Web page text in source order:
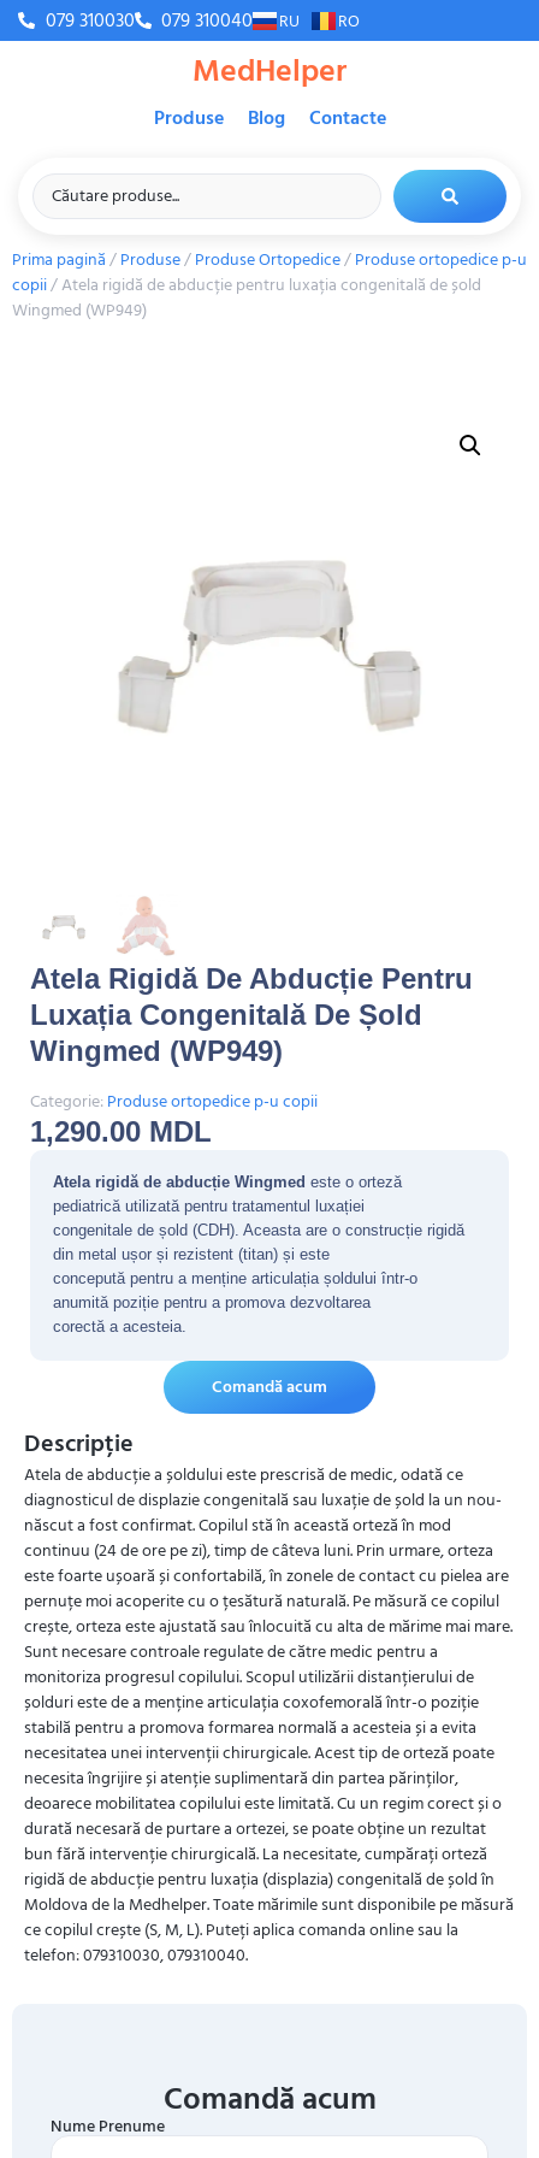
079 310030 079 310040 RU RO
MedHelper
Produse Blog Contacte
Prima pagină/Produse/Produse Ortopedice/Produse ortopedice p-u
copii/ Atela rigidă de abducție pentru luxația congenitală de șold
Wingmed (WP949)
Atela Rigidă De Abducție Pentru
Luxația Congenitală De Șold
Wingmed (WP949)
Categorie:Produse ortopedice p-u copii
1,290.00 MDL
Atela rigidă de abducție Wingmed este o orteză
pediatrică utilizată pentru tratamentul luxației
congenitale de șold (CDH). Aceasta are o construcție rigidă
din metal ușor și rezistent (titan) și este
concepută pentru a menține articulația șoldului într-o
anumită poziție pentru a promova dezvoltarea
corectă a acesteia.
Comandă acum
Descripție
Atela de abducție a șoldului este prescrisă de medic, odată ce
diagnosticul de displazie congenitală sau luxație de șold la un nou-
născut a fost confirmat. Copilul stă în această orteză în mod
continuu (24 de ore pe zi), timp de câteva luni. Prin urmare, orteza
este foarte ușoară și confortabilă, în zonele de contact cu pielea are
pernuțe moi acoperite cu o țesătură naturală. Pe măsură ce copilul
crește, orteza este ajustată sau înlocuită cu alta de mărime mai mare.
Sunt necesare controale regulate de către medic pentru a
monitoriza progresul copilului. Scopul utilizării distanțierului de
șolduri este de a menține articulația coxofemorală într-o poziție
stabilă pentru a promova formarea normală a acesteia și a evita
necesitatea unei intervenții chirurgicale. Acest tip de orteză poate
necesita îngrijire și atenție suplimentară din partea părinților,
deoarece mobilitatea copilului este limitată. Cu un regim corect și o
durată necesară de purtare a ortezei, se poate obține un rezultat
bun fără intervenție chirurgicală. La necesitate, cumpărați orteză
rigidă de abducție pentru luxația (displazia) congenitală de șold în
Moldova de la Medhelper. Toate mărimile sunt disponibile pe măsură
ce copilul crește (S, M, L). Puteți aplica comanda online sau la
telefon: 079310030, 079310040.
Comandă acum
Nume Prenume